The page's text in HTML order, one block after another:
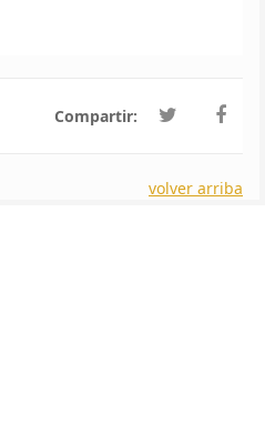
Compartir:
volver arriba